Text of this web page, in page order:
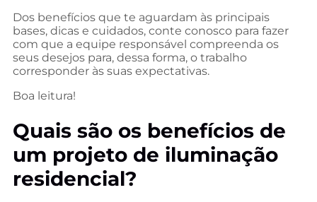
Dos benefícios que te aguardam às principais
bases, dicas e cuidados, conte conosco para fazer
com que a equipe responsável compreenda os
seus desejos para, dessa forma, o trabalho
corresponder às suas expectativas.
Boa leitura!
Quais são os benefícios de
um projeto de iluminação
residencial?